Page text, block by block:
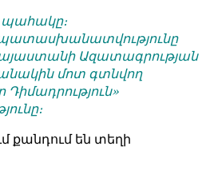
պահակը։
պատասխանատվությունը
Ազատագրության
մոտ գտնվող
քանդում են տեղի